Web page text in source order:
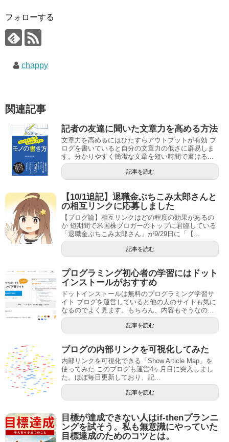
フォローする
chappy
関連記事
記者の友達に聞いた文章力を高める方法
文章力を高めるにはひたすらアウトプットが有効 ブ
ログを書いていると自分の文章力の低さに辟易しま
す。分かりやすく簡潔な文章を短い時間で書ける...
記事を読む
【10/1追記】退職金ぶちこみ太郎さんと
の相互リンクに応募しました
【ブログ論】相互リンクはどの程度の効果があるの
か 短期間で米国株ブロガーのトップに君臨している
「退職金ぶちこみ太郎さん」が9/29日に「【...
記事を読む
プログラミング初心者の学習にはドット
インストールがおすすめ
ドットインストールは無料のプログラミング学習サ
イト ブログを運営していると他の人のサイトも気に
なるのでよく見ます。もちろん、内容もそうなの...
記事を読む
ブログの内部リンクを可視化してみた
内部リンクを可視化できる「Show Article Map」を
使ってみた このブログも運営4ヶ月目に突入しまし
た。ほぼ毎日更新しており、記...
記事を読む
目標が達成できない人はif-thenプランニ
ングを試そう。私も無意識にやっていた
目標達成のためのコツとは。